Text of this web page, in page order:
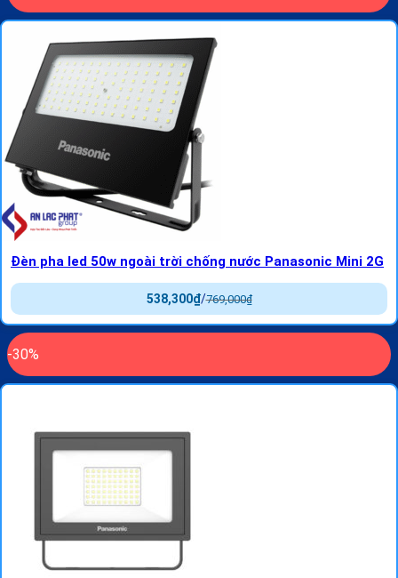
Đèn pha led 50w ngoài trời chống nước Panasonic Mini 2G
769,000₫
/
538,300₫
-30%